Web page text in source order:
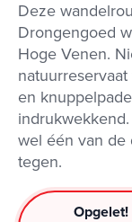
Deze
Drongengoed
Hoge Venen.
en
wel één van de
tegen.
Opgelet!